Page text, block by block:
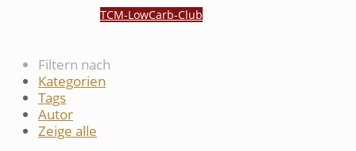
TCM-LowCarb-Club
Filtern nach
Kategorien
Tags
Autor
Zeige alle